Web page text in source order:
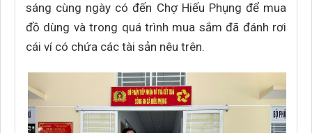
sáng cùng ngày có đến Chợ Hiếu Phụng để mua
đồ dùng và trong quá trình mua sắm đã đánh rơi
cái ví có chứa các tài sản nêu trên.